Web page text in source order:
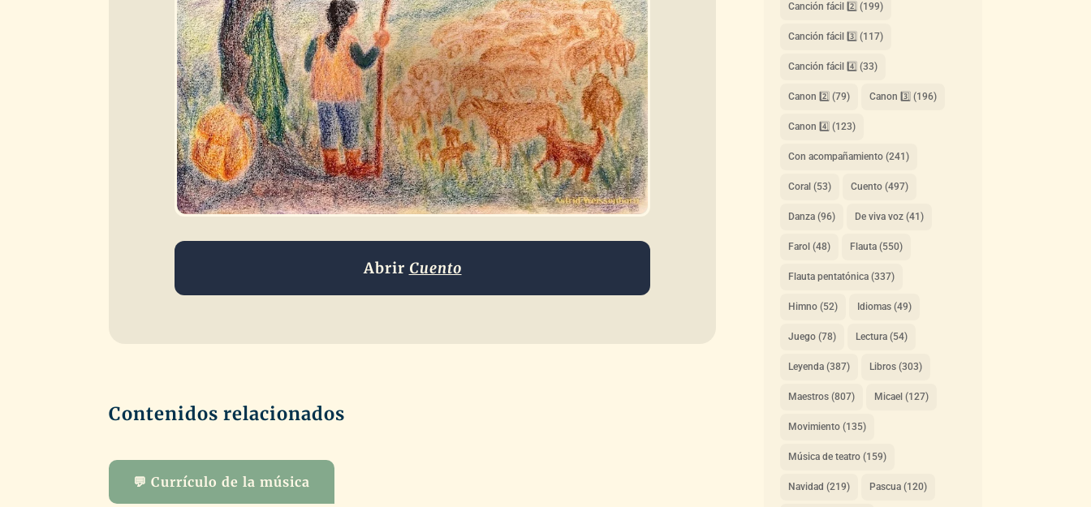
Abrir Cuento
Contenidos relacionados
💬 Currículo de la música
Canción fácil 2️⃣ (199)
Canción fácil 3️⃣ (117)
Canción fácil 4️⃣ (33)
Canon 2️⃣ (79) Canon 3️⃣ (196)
Canon 4️⃣ (123)
Con acompañamiento(241)
Coral (53) Cuento(497)
Danza(96) De viva voz(41)
Farol (48) Flauta(550)
Flauta pentatónica(337)
Himno(52) Idiomas(49)
Juego(78) Lectura(54)
Leyenda(387) Libros(303)
Maestros(807) Micael (127)
Movimiento(135)
Música de teatro(159)
Navidad (219) Pascua(120)